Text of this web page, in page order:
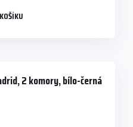
2 komory, bílo-černá